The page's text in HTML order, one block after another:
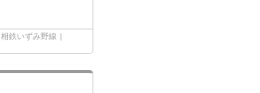
相鉄いずみ野線